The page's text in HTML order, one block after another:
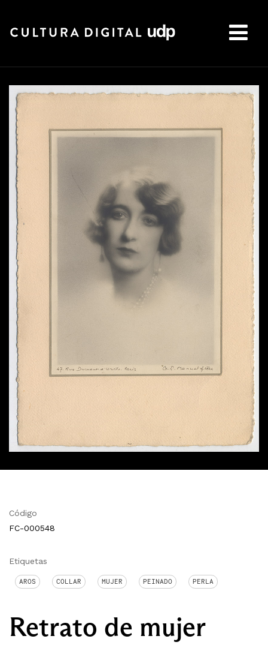
Código
FC-000548
Etiquetas
AROS COLLAR MUJER PEINADO PERLA
Retrato de mujer